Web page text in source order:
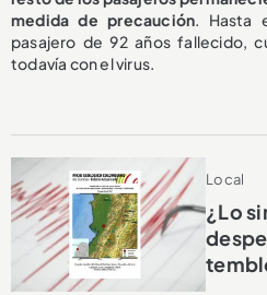
medida de precaución. Hasta
pasajero de 92 años fallecido,
todavía con el virus.
Local
¿Lo